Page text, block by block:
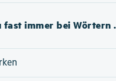
immer bei Wörtern